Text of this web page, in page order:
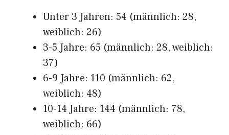
Unter 3 Jahren: 54 (männlich: 28,
weiblich: 26)
3-5 Jahre: 65 (männlich: 28, weiblich:
37)
6-9 Jahre: 110 (männlich: 62,
weiblich: 48)
10-14 Jahre: 144 (männlich: 78,
weiblich: 66)